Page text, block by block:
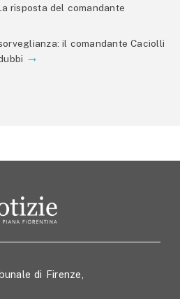
risposta del comandante
il comandante Caciolli
di Firenze,